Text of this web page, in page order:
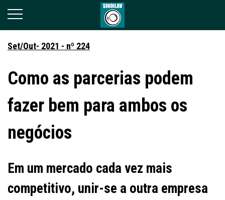
Set/Out- 2021 - nº 224
Como as parcerias podem
fazer bem para ambos os
negócios
Em um mercado cada vez mais
competitivo, unir-se a outra empresa